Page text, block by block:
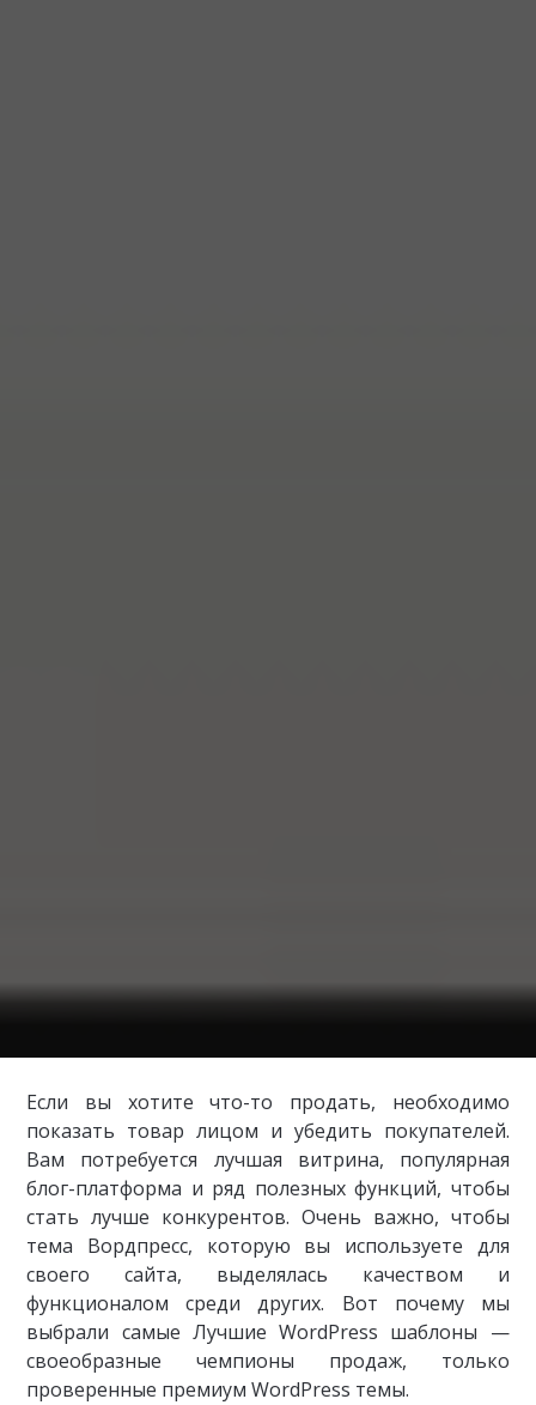
Если вы хотите что-то продать, необходимо
показать товар лицом и убедить покупателей.
Вам потребуется лучшая витрина, популярная
блог-платформа и ряд полезных функций, чтобы
стать лучше конкурентов. Очень важно, чтобы
тема Вордпресс, которую вы используете для
своего сайта, выделялась качеством и
функционалом среди других. Вот почему мы
выбрали самые Лучшие WordPress шаблоны —
своеобразные чемпионы продаж, только
проверенные премиум WordPress темы.